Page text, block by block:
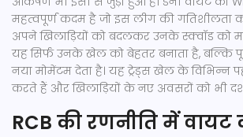
महत्वपूर्ण कदम है जो इस लीग की गतिशीलता को
अपने खिलाड़ियों को बदलकर उनके स्क्वॉड को
यह सिर्फ उनके खेल को बेहतर बनाता है, बल्कि
नया मोमेंटम देता है। यह ट्रेड्स खेल के विभिन्न
करते हैं और खिलाड़ियों के नए अवसरों को भी
RCB की रणनीति में वायट